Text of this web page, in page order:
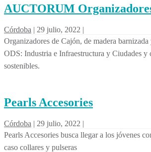
AUCTORUM
Córdoba | 29 julio, 2022 |
Organizadores de Cajón, de madera barnizada
ODS: Industria e Infraestructura y Ciudades y
sostenibles.
Pearls Accesories
Córdoba | 29 julio, 2022 |
Pearls Accesories busca llegar a los jóvenes
caso collares y pulseras